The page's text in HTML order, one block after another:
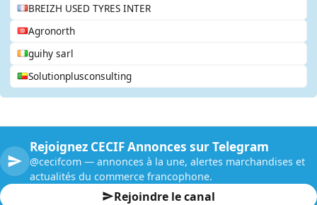
BREIZH USED TYRES INTER
Agronorth
guihy sarl
Solutionplusconsulting
Rejoignez CECIF Annonces sur Telegram
@cecifcom — annonces à la une, alertes marchandises et
actualités du commerce francophone.
Rejoindre le canal